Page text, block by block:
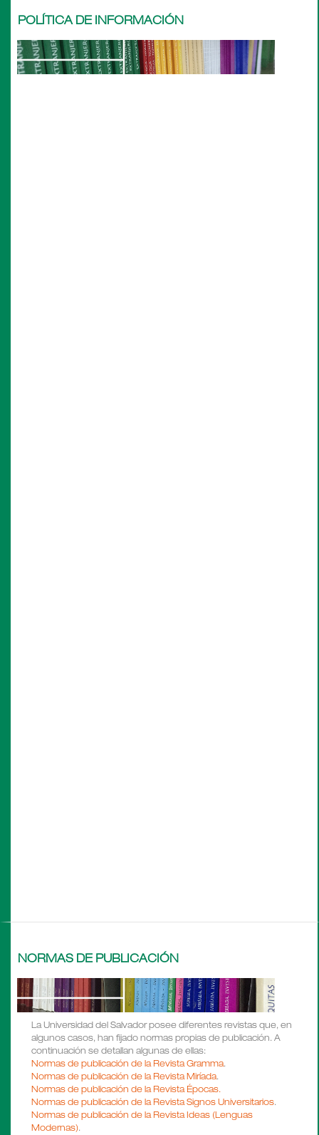
POLÍTICA DE INFORMACIÓN
NORMAS DE PUBLICACIÓN
La Universidad del Salvador posee diferentes revistas que, en
algunos casos, han fijado normas propias de publicación. A
continuación se detallan algunas de ellas:
Normas de publicación de la Revista Gramma.
Normas de publicación de la Revista Miríada.
Normas de publicación de la Revista Épocas.
Normas de publicación de la Revista Signos Universitarios.
Normas de publicación de la Revista Ideas (Lenguas
Modernas).